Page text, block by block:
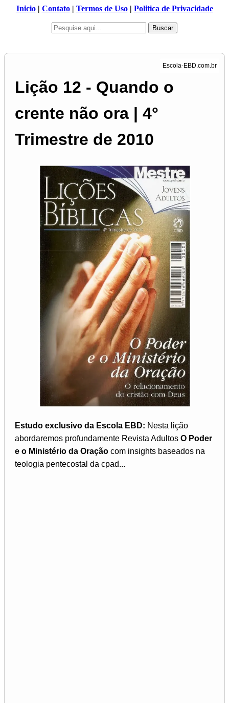
Inicio| Contato| Termos de Uso| Politica de Privacidade
Buscar
Lição 12 - Quando o
crente não ora | 4°
Trimestre de 2010
Estudo exclusivo da Escola EBD: Nesta lição
abordaremos profundamente Revista Adultos O Poder
e o Ministério da Oração com insights baseados na
teologia pentecostal da cpad...